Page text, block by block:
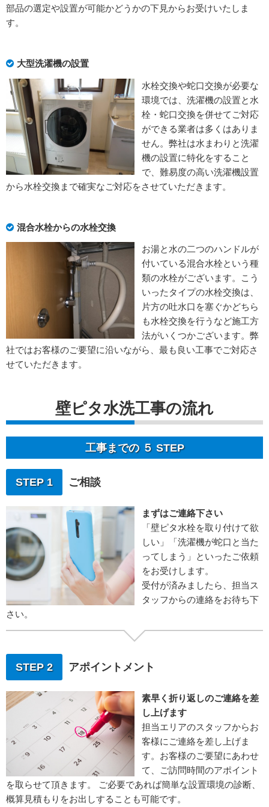
部品の選定や設置が可能かどうかの下見からお受けいたしま
す。
大型洗濯機の設置
水栓交換や蛇口交換が必要な
環境では、洗濯機の設置と水
栓・蛇口交換を併せてご対応
ができる業者は多くはありま
せん。弊社は水まわりと洗濯
機の設置に特化をすること
で、難易度の高い洗濯機設置
から水栓交換まで確実なご対応をさせていただきます。
混合水栓からの水栓交換
お湯と水の二つのハンドルが
付いている混合水栓という種
類の水栓がございます。こう
いったタイプの水栓交換は、
片方の吐水口を塞ぐかどちら
も水栓交換を行うなど施工方
法がいくつかございます。弊
社ではお客様のご要望に沿いながら、最も良い工事でご対応さ
せていただきます。
壁ピタ水洗工事の流れ
工事までの ５ STEP
STEP 1 ご相談
まずはご連絡下さい
「壁ピタ水栓を取り付けて欲
しい」「洗濯機が蛇口と当た
ってしまう」といったご依頼
をお受けします。
受付が済みましたら、担当ス
タッフからの連絡をお待ち下
さい。
STEP 2 アポイントメント
素早く折り返しのご連絡を差
し上げます
担当エリアのスタッフからお
客様にご連絡を差し上げま
す。お客様のご要望にあわせ
て、ご訪問時間のアポイント
を取らせて頂きます。 ご必要であれば簡単な設置環境の診断、
概算見積もりをお出しすることも可能です。